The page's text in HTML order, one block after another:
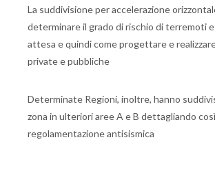
La suddivisione per accelerazione
determinare il grado di rischio di terremoti
attesa e quindi come progettare e
private e pubbliche
Determinate Regioni, inoltre, hanno
zona in ulteriori aree A e B dettagliando
regolamentazione antisismica